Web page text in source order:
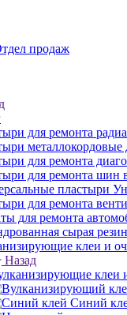
продаж
Назад
клеи
Синий